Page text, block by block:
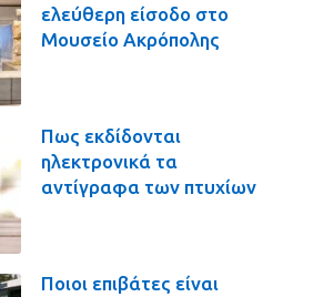
ελεύθερη είσοδο στο
Μουσείο Ακρόπολης
Πως εκδίδονται
ηλεκτρονικά τα
αντίγραφα των πτυχίων
Ποιοι επιβάτες είναι